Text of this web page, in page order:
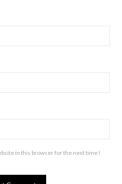
in this browser for the next time I